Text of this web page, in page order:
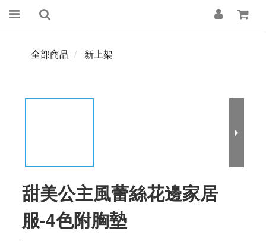
全部商品 新上架
甜美公主風蕾絲花邊家居
服-4色附胸墊